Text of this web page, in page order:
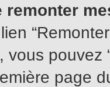
remonter
vous pouvez
page